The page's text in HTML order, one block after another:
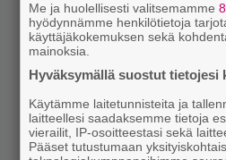
Me ja huolellisesti valitsemamme
hyödynnämme henkilötietoja
käyttäjäkokemuksen sekä
mainoksia.
Hyväksymällä suostut tietojesi
Käytämme laitetunnisteita ja
laitteellesi saadaksemme tietoja
vierailit, IP-osoitteestasi sekä
Pääset tutustumaan